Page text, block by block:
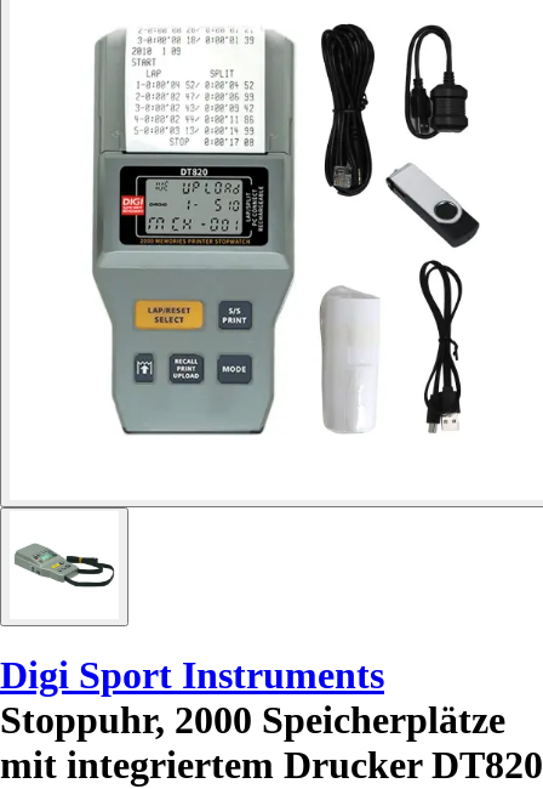
Digi Sport Instruments
Stoppuhr, 2000 Speicherplätze
mit integriertem Drucker DT820